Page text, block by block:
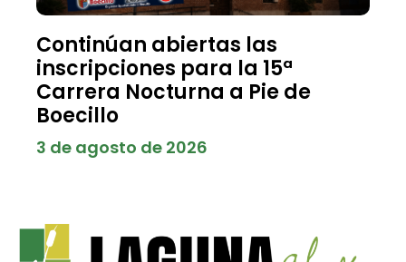
Continúan abiertas las
inscripciones para la 15ª
Carrera Nocturna a Pie de
Boecillo
3 de agosto de 2026